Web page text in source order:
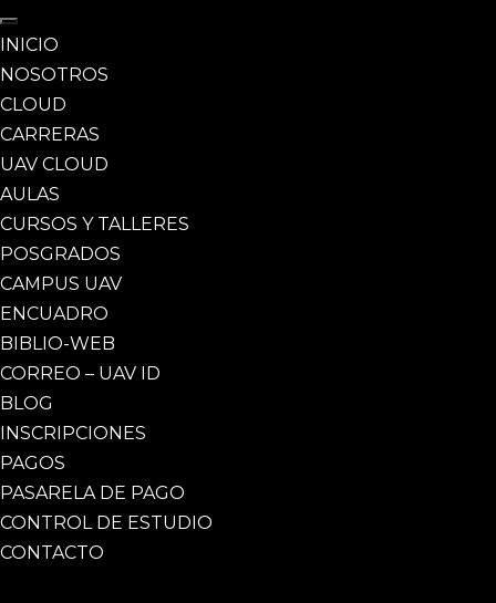
INICIO
NOSOTROS
CLOUD
CARRERAS
UAV CLOUD
AULAS
CURSOS Y TALLERES
POSGRADOS
CAMPUS UAV
ENCUADRO
BIBLIO-WEB
CORREO – UAV ID
BLOG
INSCRIPCIONES
PAGOS
PASARELA DE PAGO
CONTROL DE ESTUDIO
CONTACTO